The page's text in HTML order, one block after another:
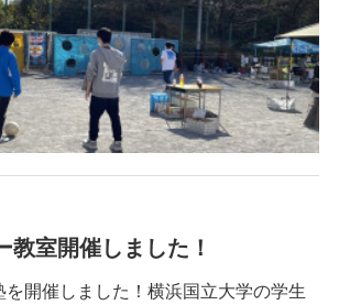
教室開催しました！
開催しました！横浜国立大学の学生